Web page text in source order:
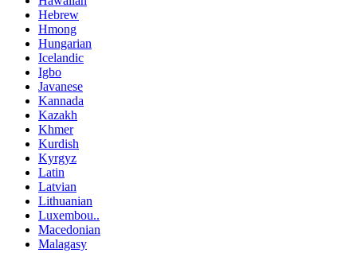
Hebrew
Hmong
Hungarian
Icelandic
Igbo
Javanese
Kannada
Kazakh
Khmer
Kurdish
Kyrgyz
Latin
Latvian
Lithuanian
Luxembou..
Macedonian
Malagasy